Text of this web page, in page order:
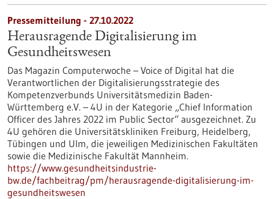
Pressemitteilung - 27.10.2022
Herausragende Digitalisierung im
Gesundheitswesen
Das Magazin Computerwoche – Voice of Digital hat die
Verantwortlichen der Digitalisierungsstrategie des
Kompetenzverbunds Universitätsmedizin Baden-
Württemberg e.V. – 4U in der Kategorie „Chief Information
Officer des Jahres 2022 im Public Sector“ ausgezeichnet. Zu
4U gehören die Universitätskliniken Freiburg, Heidelberg,
Tübingen und Ulm, die jeweiligen Medizinischen Fakultäten
sowie die Medizinische Fakultät Mannheim.
https://www.gesundheitsindustrie-
bw.de/fachbeitrag/pm/herausragende-digitalisierung-im-
gesundheitswesen